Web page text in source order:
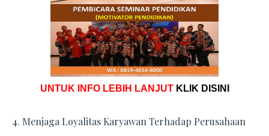
UNTUK INFO LEBIH LANJUT KLIK DISINI
4. Menjaga Loyalitas Karyawan Terhadap Perusahaan